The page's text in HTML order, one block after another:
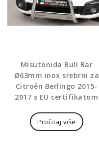
Misutonida Bull Bar
Ø63mm inox srebrni za
Citroën Berlingo 2015-
2017 s EU certifikatom
Pročitaj više